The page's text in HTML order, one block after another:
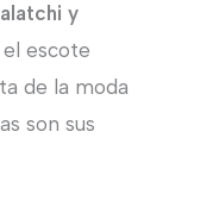
y
el escote
de la moda
son sus